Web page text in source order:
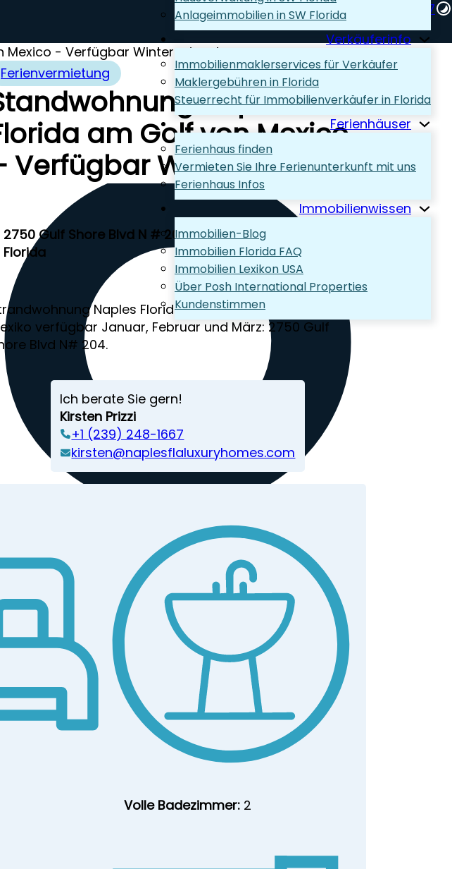
Wir beraten Sie gern!
+1 (239) 248-1667‬
Anlageimmobilien in SW Florida
Verkäuferinfo
Immobilienmaklerservices für Verkäufer
Maklergebühren in Florida
Steuerrecht für Immobilienverkäufer in Florida
Ferienhäuser
Ferienhaus finden
Vermieten Sie Ihre Ferienunterkunft mit uns
Ferienhaus Infos
Immobilienwissen
Immobilien-Blog
Immobilien Florida FAQ
Immobilien Lexikon USA
Über Posh International Properties
Kundenstimmen
Mexico - Verfügbar Wintersaison!
Ferienvermietung
Naples
am Golf von Mexico
Verfügbar Wintersaison!
2750 Gulf Shore Blvd N # 204, Naples, FL 34103,
Florida
Naples Florida mieten direkt am Golf vom
verfügbar Januar, Februar und März: 2750 Gulf
Blvd N# 204.
Ich berate Sie gern!
Kirsten Prizzi
‭+1 (239) 248-1667‬
kirsten@naplesflaluxuryhomes.com
Volle Badezimmer:2